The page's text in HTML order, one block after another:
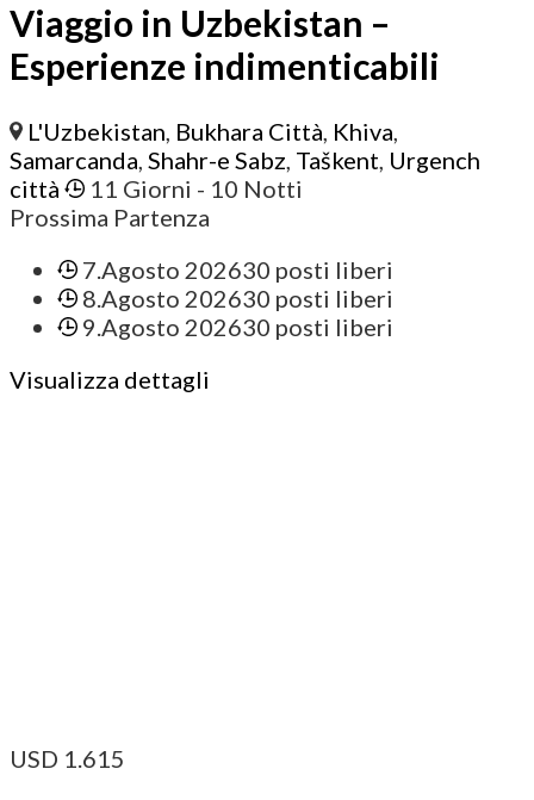
Viaggio in Uzbekistan –
Esperienze indimenticabili
L'Uzbekistan Bukhara Città Khiva
Samarcanda Shahr-e Sabz Taškent Urgench
città
11 Giorni - 10 Notti
Prossima Partenza
7.Agosto 202630 posti liberi
8.Agosto 202630 posti liberi
9.Agosto 202630 posti liberi
Visualizza dettagli
USD 1.615